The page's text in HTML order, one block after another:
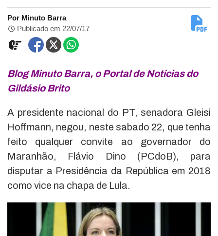
Por Minuto Barra
Publicado em 22/07/17
Blog Minuto Barra, o Portal de Notícias do
Gildásio Brito
A presidente nacional do PT, senadora Gleisi
Hoffmann, negou, neste sabado 22, que tenha
feito qualquer convite ao governador do
Maranhão, Flávio Dino (PCdoB), para
disputar a Presidência da República em 2018
como vice na chapa de Lula.